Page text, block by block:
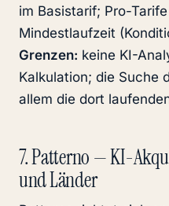
im Basistarif; Pro-
Mindestlaufzeit
Grenzen: keine KI-
Kalkulation; die Suche
allem die dort
7. Patterno — KI-
und Länder